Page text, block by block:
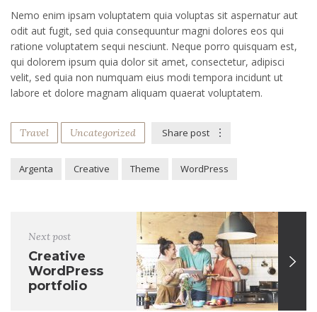
Nemo enim ipsam voluptatem quia voluptas sit aspernatur aut
odit aut fugit, sed quia consequuntur magni dolores eos qui
ratione voluptatem sequi nesciunt. Neque porro quisquam est,
qui dolorem ipsum quia dolor sit amet, consectetur, adipisci
velit, sed quia non numquam eius modi tempora incidunt ut
labore et dolore magnam aliquam quaerat voluptatem.
Travel Uncategorized Share post
Argenta Creative Theme WordPress
Next post
Creative
WordPress
portfolio